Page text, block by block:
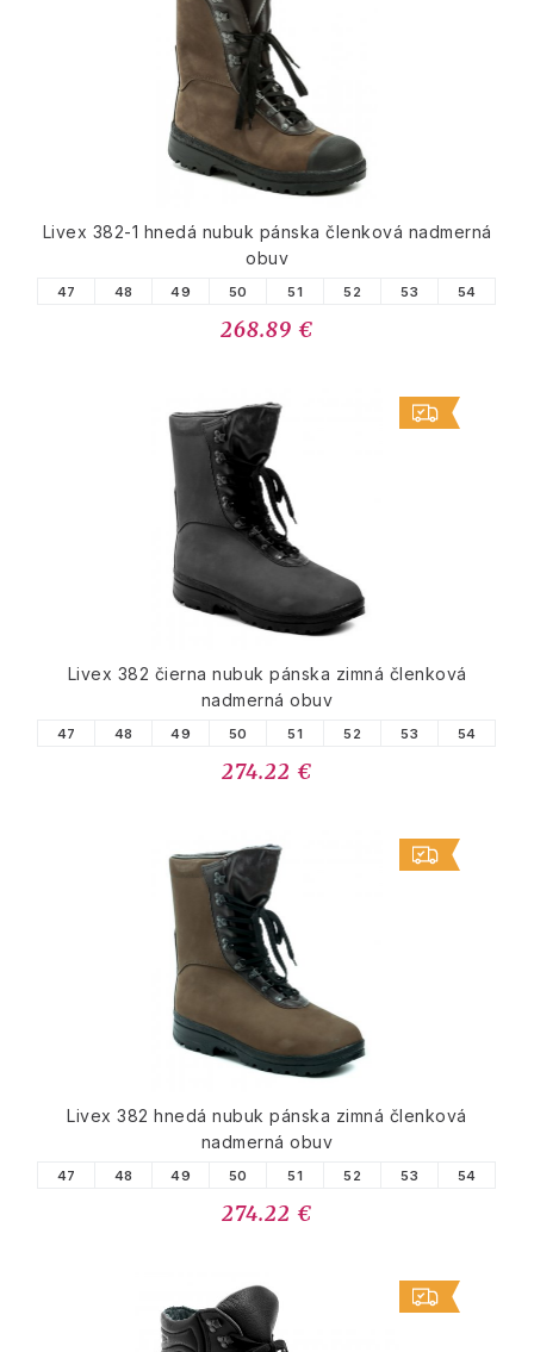
Livex 382-1 hnedá nubuk pánska členková nadmerná
obuv
47 48 49 50 51 52 53 54
268.89 €
Livex 382 čierna nubuk pánska zimná členková
nadmerná obuv
47 48 49 50 51 52 53 54
274.22 €
Livex 382 hnedá nubuk pánska zimná členková
nadmerná obuv
47 48 49 50 51 52 53 54
274.22 €